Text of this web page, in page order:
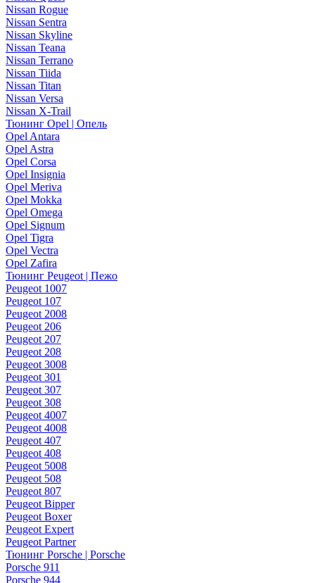
Nissan Rogue
Nissan Sentra
Nissan Skyline
Nissan Teana
Nissan Terrano
Nissan Tiida
Nissan Titan
Nissan Versa
Nissan X-Trail
Тюнинг Opel | Опель
Opel Antara
Opel Astra
Opel Corsa
Opel Insignia
Opel Meriva
Opel Mokka
Opel Omega
Opel Signum
Opel Tigra
Opel Vectra
Opel Zafira
Тюнинг Peugeot | Пежо
Peugeot 1007
Peugeot 107
Peugeot 2008
Peugeot 206
Peugeot 207
Peugeot 208
Peugeot 3008
Peugeot 301
Peugeot 307
Peugeot 308
Peugeot 4007
Peugeot 4008
Peugeot 407
Peugeot 408
Peugeot 5008
Peugeot 508
Peugeot 807
Peugeot Bipper
Peugeot Boxer
Peugeot Expert
Peugeot Partner
Тюнинг Porsche | Porsche
Porsche 911
Porsche 944